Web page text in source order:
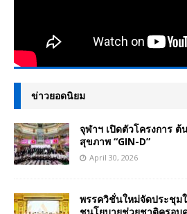
ข่าวยอดนิยม
จุฬาฯ เปิดตัวโครงการ
สุขภาพ “GIN-D”
April 30, 2026
พรรควิชั่นใหม่จัดประชุม